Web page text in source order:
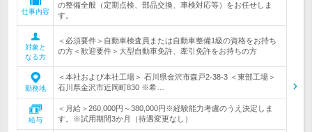
仕事内容
の整備全般（定期点検、部品交換、車検対応等）をお任せしま
す。
対象と
なる方
＜必須要件＞自動車検査員または自動車整備1級の資格をお持ち
の方＜歓迎要件＞大型自動車免許、牽引免許をお持ちの方
勤務地
＜本社および本社工場＞ 石川県金沢市森戸2-38-3 ＜東部工場＞
石川県金沢市近岡町830 ※希…
給与
＜月給＞260,000円～380,000円※経験能力考慮のうえ決定しま
す。※試用期間3か月（待遇変更なし）